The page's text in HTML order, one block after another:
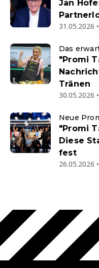
Jan
31.05.2026
Das
"Promi
Tränen
30.05.2026
Neue
"Promi
Diese
fest
26.05.2026